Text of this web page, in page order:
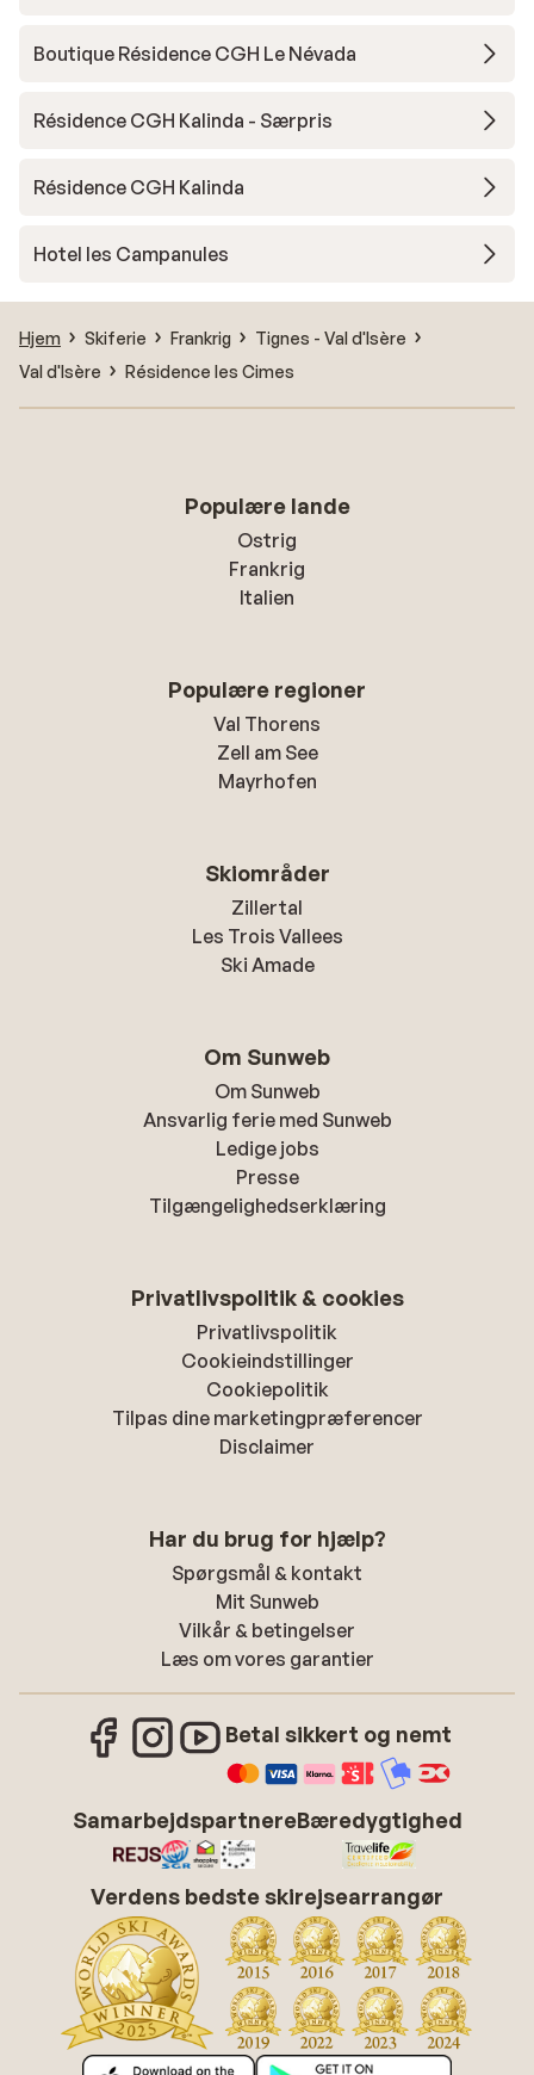
Boutique Résidence CGH Le Névada
Résidence CGH Kalinda - Særpris
Résidence CGH Kalinda
Hotel les Campanules
Hjem Skiferie Frankrig
Tignes - Val d'Isère
Val d'Isère
Résidence les Cimes
Populære lande
Ostrig
Frankrig
Italien
Populære regioner
Val Thorens
Zell am See
Mayrhofen
Skiområder
Zillertal
Les Trois Vallees
Ski Amade
Om Sunweb
Om Sunweb
Ansvarlig ferie med Sunweb
Ledige jobs
Presse
Tilgængelighedserklæring
Privatlivspolitik & cookies
Privatlivspolitik
Cookieindstillinger
Cookiepolitik
Tilpas dine marketingpræferencer
Disclaimer
Har du brug for hjælp?
Spørgsmål & kontakt
Mit Sunweb
Vilkår & betingelser
Læs om vores garantier
Betal sikkert og nemt
SamarbejdspartnereBæredygtighed
Verdens bedste skirejsearrangør